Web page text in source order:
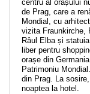
centru al orașului
de Prag, care a
Mondial, cu
vizita Fraunkirche,
Râul Elba și
liber pentru
orașe din
Patrimoniu
din Prag. La
noaptea la hotel.